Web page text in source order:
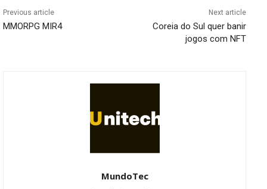
Previous article
MMORPG MIR4
Next article
Coreia do Sul quer banir
jogos com NFT
MundoTec